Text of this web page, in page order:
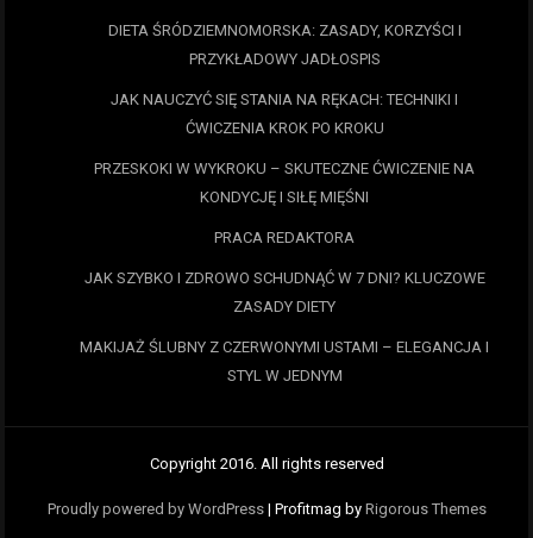
DIETA ŚRÓDZIEMNOMORSKA: ZASADY, KORZYŚCI I
PRZYKŁADOWY JADŁOSPIS
JAK NAUCZYĆ SIĘ STANIA NA RĘKACH: TECHNIKI I
ĆWICZENIA KROK PO KROKU
PRZESKOKI W WYKROKU – SKUTECZNE ĆWICZENIE NA
KONDYCJĘ I SIŁĘ MIĘŚNI
PRACA REDAKTORA
JAK SZYBKO I ZDROWO SCHUDNĄĆ W 7 DNI? KLUCZOWE
ZASADY DIETY
MAKIJAŻ ŚLUBNY Z CZERWONYMI USTAMI – ELEGANCJA I
STYL W JEDNYM
Copyright 2016. All rights reserved
Proudly powered by WordPress | Profitmag by Rigorous Themes